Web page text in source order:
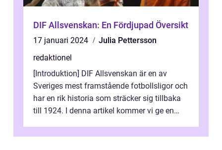
DIF Allsvenskan: En Fördjupad Översikt
17 januari 2024
Julia Pettersson
redaktionel
[Introduktion] DIF Allsvenskan är en av
Sveriges mest framstående fotbollsligor och
har en rik historia som sträcker sig tillbaka
till 1924. I denna artikel kommer vi ge en